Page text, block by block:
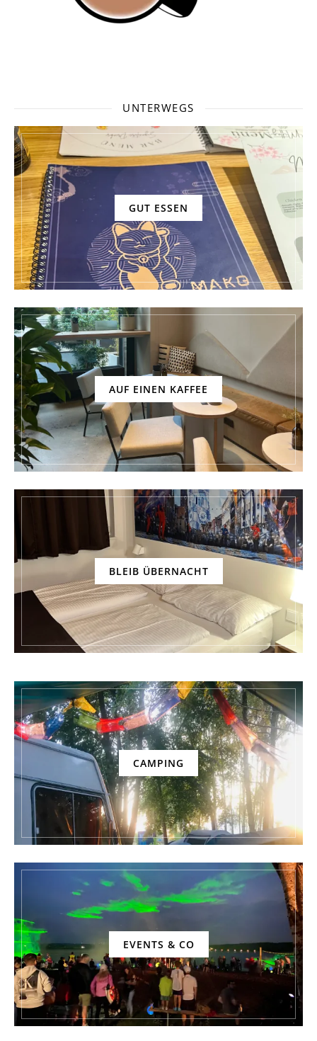
UNTERWEGS
GUT ESSEN
AUF EINEN KAFFEE
BLEIB ÜBERNACHT
CAMPING
EVENTS & CO